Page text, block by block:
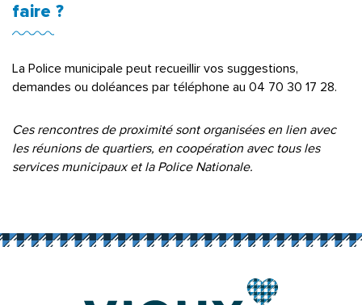
faire ?
La Police municipale peut recueillir vos suggestions,
demandes ou doléances par téléphone au 04 70 30 17 28.
Ces rencontres de proximité sont organisées en lien avec
les réunions de quartiers, en coopération avec tous les
services municipaux et la Police Nationale.